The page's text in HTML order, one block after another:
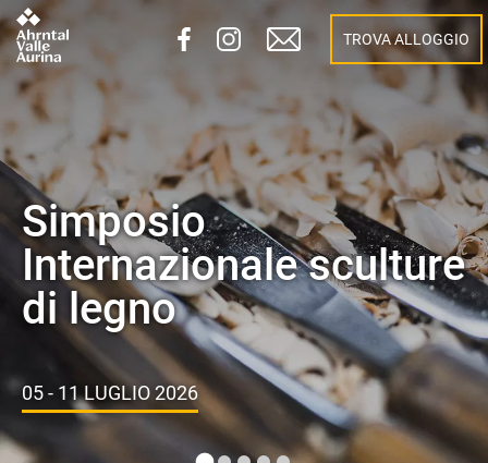
TROVA ALLOGGIO
La Cucina in Strada
La famosa cucina in strada vi
aspetta di nuovo!
PER OTTO MARTEDÌ DAL 7 LUGLIO AL 25 AGOSTO